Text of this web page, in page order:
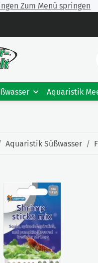
Zum Menü springen
Aquaristik
Aquaristik Süßwasser